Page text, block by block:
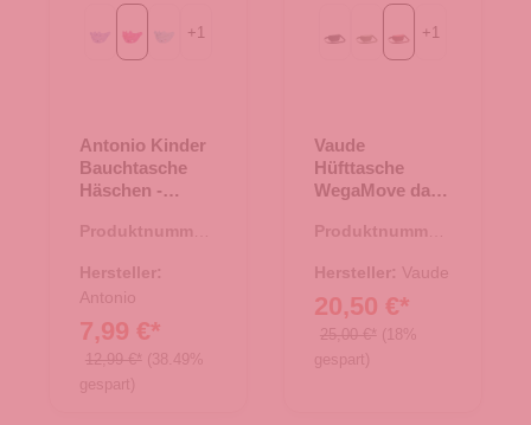
Purplefuchsia
+ 1
Antonio Kinder
Bauchtasche
Häschen -
Produktnummer:
Hersteller:
Antonio
7,99 €*
12,99 €* (38.49%
gespart)
Blackcedar wood
dark cherry
+ 1
Vaude
Hüfttasche
WegaMove dark
Produktnummer:
Hersteller: Vaude
20,50 €*
25,00 €* (18%
gespart)